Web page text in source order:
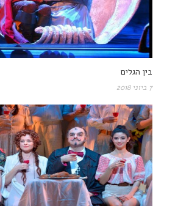
בין הגלים
7 ביוני 2018